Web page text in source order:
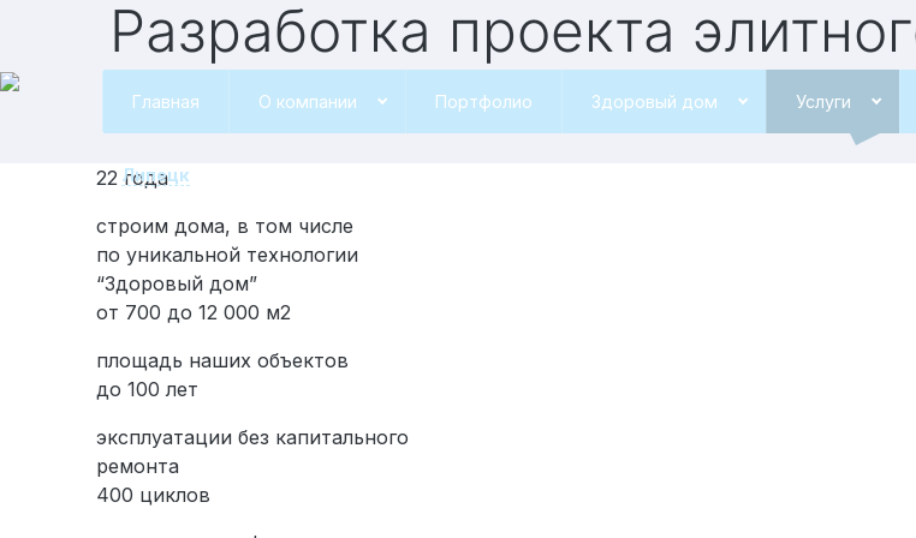
Главная О компании Портфолио Здоровый дом Услуги
Липецк
Разработка проекта
в
22 года
строим дома, в том числе
по уникальной технологии
“Здоровый дом”
от 700 до 12 000 м2
площадь наших объектов
до 100 лет
эксплуатации без капитального
ремонта
400 циклов